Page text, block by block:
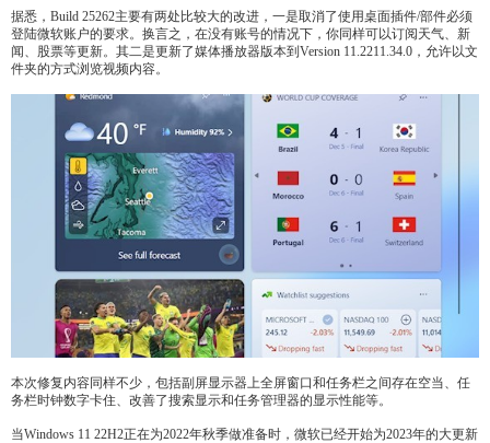
关于我们
关于迷你兔
联系我们
据悉，Build 25262主要有两处比较大的改进，一是取消了使用桌面插件/部件必须
登陆微软账户的要求。换言之，在没有账号的情况下，你同样可以订阅天气、新
闻、股票等更新。其二是更新了媒体播放器版本到Version 11.2211.34.0，允许以文
件夹的方式浏览视频内容。
本次修复内容同样不少，包括副屏显示器上全屏窗口和任务栏之间存在空当、任
务栏时钟数字卡住、改善了搜索显示和任务管理器的显示性能等。
当Windows 11 22H2正在为2022年秋季做准备时，微软已经开始为2023年的大更新